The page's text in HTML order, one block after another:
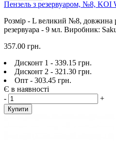
Пензель з резервуаром, №8, KOI
Розмір - L великий №8, довжина
резервуара - 9 мл. Виробник:
357.00 грн.
Дисконт 1 - 339.15 грн.
Дисконт 2 - 321.30 грн.
Опт - 303.45 грн.
Є в наявності
-
+
Купити